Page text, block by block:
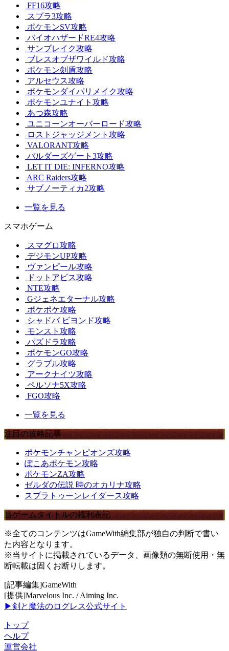
FF16攻略
スプラ3攻略
ポケモンSV攻略
バイオハザードRE4攻略
サンブレイク攻略
ブレスオブザワイルド攻略
ポケモン剣盾攻略
アルセウス攻略
ポケモンダイパリメイク攻略
ポケモンユナイト攻略
あつ森攻略
ユニコーンオーバーロード攻略
ロストジャッジメント攻略
VALORANT攻略
バルダーズゲート3攻略
LET IT DIE: INFERNO攻略
ARC Raiders攻略
サブノーティカ2攻略
一覧を見る
スマホゲーム
スマグロ攻略
デジモンUP攻略
ヴァンピール攻略
ドットアビス攻略
NTE攻略
Gジェネエターナル攻略
ポケポケ攻略
シャドバ ビヨンド攻略
モンスト攻略
パズドラ攻略
ポケモンGO攻略
グラブル攻略
アークナイツ攻略
ペルソナ5X攻略
FGO攻略
一覧を見る
注目の攻略記事
ポケモンチャンピオンズ攻略
ぽこあポケモン攻略
ポケモンZA攻略
ゼルダの伝説 時のオカリナ攻略
スプラトゥーンレイダース攻略
当ゲームタイトルの権利表記
※全てのコンテンツはGameWith編集部が独自の判断で書い
た内容となります。
※当サイトに掲載されているデータ、画像類の無断使用・無
断転載は固くお断りします。
[記事編集]GameWith
[提供]Marvelous Inc. / Aiming Inc.
▶剣と魔法のログレス公式サイト
トップ
ヘルプ
運営会社